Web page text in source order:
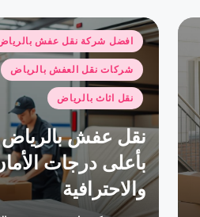
نُشر
في
افضل شركة نقل عفش
شركات نقل العفش بالرياض
نقل اثاث بالرياض
نقل عفش بالرياض
بأعلى درجات
والاحترافية